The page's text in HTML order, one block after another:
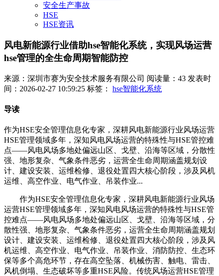
安全生产事故
HSE
HSE资讯
风电新能源行业借助hse智能化系统，实现风场运营
hse管理的全生命周期智能防控
来源：深圳市赛为安全技术服务有限公司 阅读量：43 发表时
间：2026-02-27 10:59:25 标签： hse智能化系统
导读
作为HSE安全管理信息化专家，深耕风电新能源行业风场运营
HSE管理领域多年，深知风电风场运营的特殊性与HSE管控难
点——风电风场多地处偏远山区、戈壁、沿海等区域，分散性
强、地形复杂、气象条件恶劣，运营全生命周期涵盖规划设
计、建设安装、运维检修、退役处置四大核心阶段，涉及风机
运维、高空作业、电气作业、吊装作业...
作为HSE安全管理信息化专家，深耕风电新能源行业风场
运营HSE管理领域多年，深知风电风场运营的特殊性与HSE管
控难点——风电风场多地处偏远山区、戈壁、沿海等区域，分
散性强、地形复杂、气象条件恶劣，运营全生命周期涵盖规划
设计、建设安装、运维检修、退役处置四大核心阶段，涉及风
机运维、高空作业、电气作业、吊装作业、消防防控、生态环
保等多个高危环节，存在高空坠落、机械伤害、触电、雷击、
风机倒塌、生态破坏等多重HSE风险。传统风场运营HSE管理